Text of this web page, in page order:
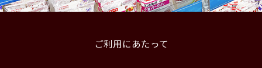
ご利用にあたって